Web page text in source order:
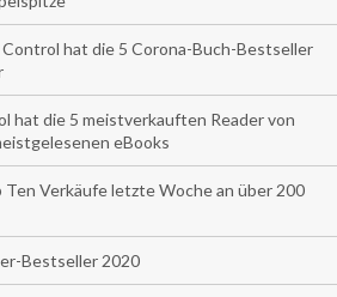
Control hat die 5 Corona-Buch-Bestseller
hat die 5 meistverkauften Reader von
eBooks
Ten Verkäufe letzte Woche an über 200
Bestseller 2020